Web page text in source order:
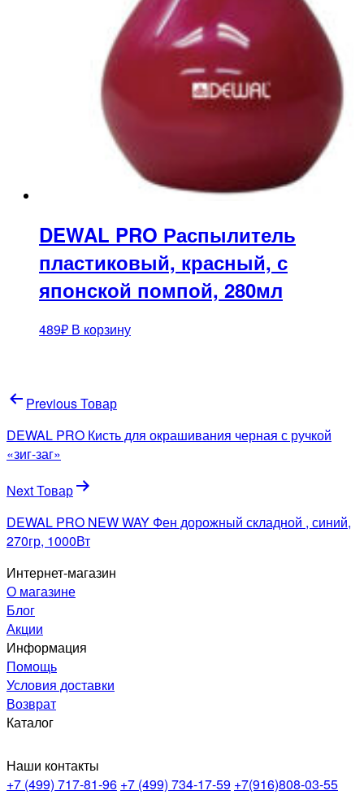
DEWAL PRO Распылитель
пластиковый, красный, с
японской помпой, 280мл
489₽ В корзину
Навигация
по
записям
Previous Товар
DEWAL PRO Кисть для окрашивания черная с ручкой
«зиг-заг»
Next Товар
DEWAL PRO NEW WAY Фен дорожный складной , синий,
270гр, 1000Вт
Интернет-магазин
О магазине
Блог
Акции
Информация
Помощь
Условия доставки
Возврат
Каталог
Наши контакты
+7 (499) 717-81-96 +7 (499) 734-17-59 +7(916)808-03-55